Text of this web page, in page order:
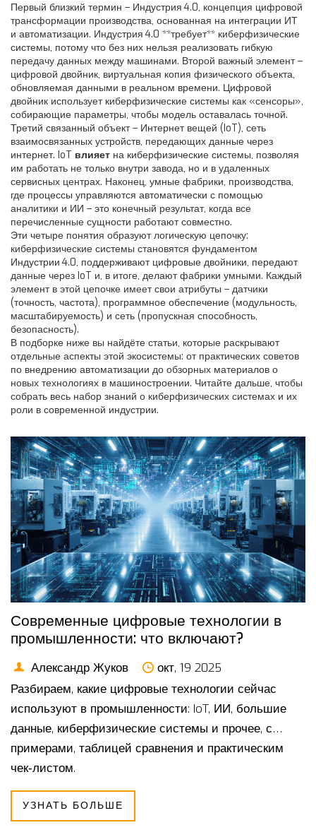
Первый близкий термин – Индустрия 4.0, концепция цифровой
трансформации производства, основанная на интеграции ИТ
и автоматизации. Индустрия 4.0 **требует** киберфизические
системы, потому что без них нельзя реализовать гибкую
передачу данных между машинами. Второй важный элемент –
цифровой двойник, виртуальная копия физического объекта,
обновляемая данными в реальном времени. Цифровой
двойник использует киберфизические системы как «сенсоры»,
собирающие параметры, чтобы модель оставалась точной.
Третий связанный объект – Интернет вещей (IoT), сеть
взаимосвязанных устройств, передающих данные через
интернет. IoT влияет на киберфизические системы, позволяя
им работать не только внутри завода, но и в удаленных
сервисных центрах. Наконец, умные фабрики, производства,
где процессы управляются автоматически с помощью
аналитики и ИИ – это конечный результат, когда все
перечисленные сущности работают совместно.
Эти четыре понятия образуют логическую цепочку:
киберфизические системы становятся фундаментом
Индустрии 4.0, поддерживают цифровые двойники, передают
данные через IoT и, в итоге, делают фабрики умными. Каждый
элемент в этой цепочке имеет свои атрибуты – датчики
(точность, частота), программное обеспечение (модульность,
масштабируемость) и сеть (пропускная способность,
безопасность).
В подборке ниже вы найдёте статьи, которые раскрывают
отдельные аспекты этой экосистемы: от практических советов
по внедрению автоматизации до обзорных материалов о
новых технологиях в машиностроении. Читайте дальше, чтобы
собрать весь набор знаний о киберфизических системах и их
роли в современной индустрии.
Современные цифровые технологии в
промышленности: что включают?
Александр Жуков
окт, 19 2025
Разбираем, какие цифровые технологии сейчас
используют в промышленности: IoT, ИИ, большие
данные, киберфизические системы и прочее, с
примерами, таблицей сравнения и практическим
чек‑листом.
УЗНАТЬ БОЛЬШЕ